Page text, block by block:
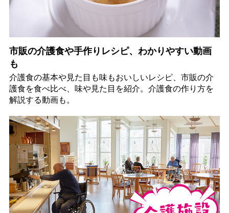
市販の介護食や手作りレシピ、わかりやすい動画
も
介護食の基本や見た目も味もおいしいレシピ、市販の介
護食を食べ比べ、味や見た目を紹介。介護食の作り方を
解説する動画も。